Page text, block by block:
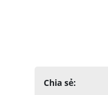
Chia sẻ: